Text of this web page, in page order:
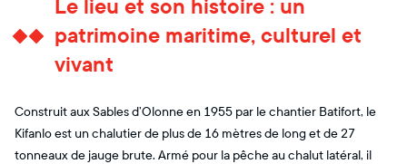
Le lieu et son histoire : un
patrimoine maritime, culturel et
vivant
Construit aux Sables d’Olonne en 1955 par le chantier Batifort, le
Kifanlo est un chalutier de plus de 16 mètres de long et de 27
tonneaux de jauge brute. Armé pour la pêche au chalut latéral, il